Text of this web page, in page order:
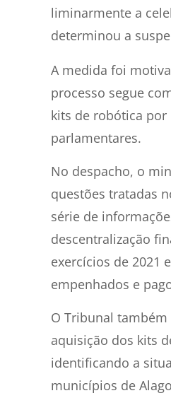
liminarmente a
determinou a
A medida foi
processo segue
kits de robótica
parlamentares.
No despacho, o
questões tratadas
série de
descentralização
exercícios de 2021
empenhados e
O Tribunal
aquisição dos kits
identificando a
municípios de